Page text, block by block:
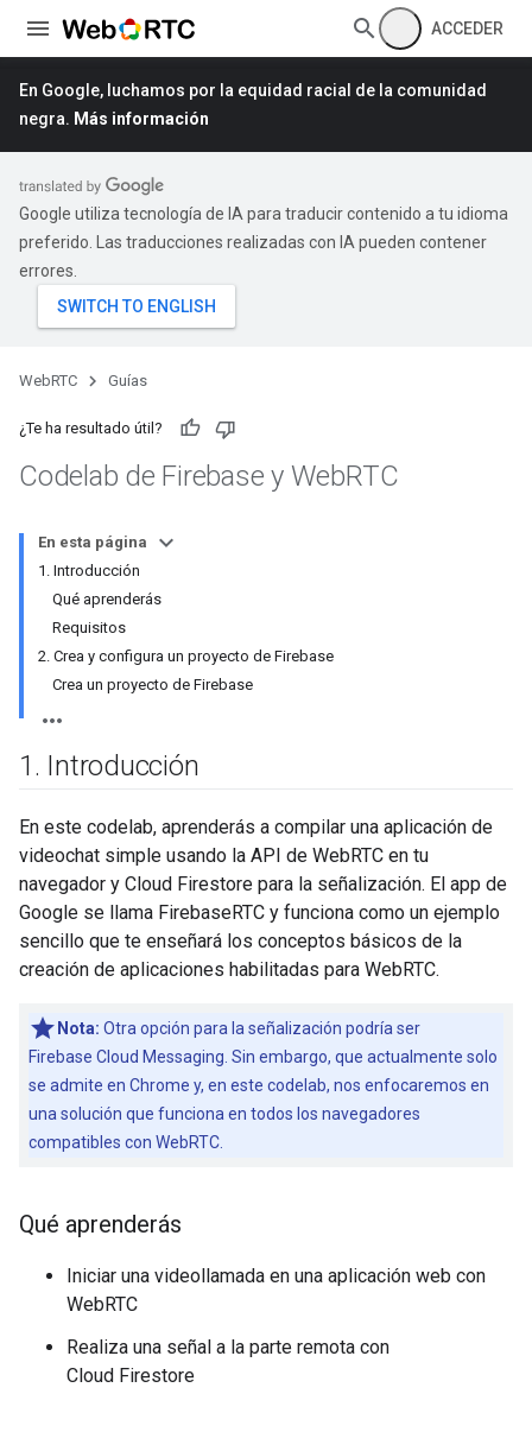
ACCEDER
En Google, luchamos por la equidad racial de la comunidad
negra. Más información
Google utiliza tecnología de IA para traducir contenido a tu idioma
preferido. Las traducciones realizadas con IA pueden contener
errores.
WebRTC Guías
¿Te ha resultado útil?
Codelab de Firebase y WebRTC
En esta página
1. Introducción
Qué aprenderás
Requisitos
2. Crea y configura un proyecto de Firebase
Crea un proyecto de Firebase
1. Introducción
En este codelab, aprenderás a compilar una aplicación de
videochat simple usando la API de WebRTC en tu
navegador y Cloud Firestore para la señalización. El app de
Google se llama FirebaseRTC y funciona como un ejemplo
sencillo que te enseñará los conceptos básicos de la
creación de aplicaciones habilitadas para WebRTC.
Nota: Otra opción para la señalización podría ser
Firebase Cloud Messaging. Sin embargo, que actualmente solo
se admite en Chrome y, en este codelab, nos enfocaremos en
una solución que funciona en todos los navegadores
compatibles con WebRTC.
Qué aprenderás
Iniciar una videollamada en una aplicación web con
WebRTC
Realiza una señal a la parte remota con
Cloud Firestore